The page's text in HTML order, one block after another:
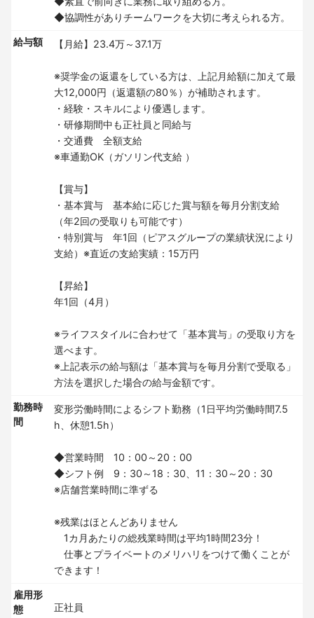
◆協調性がありチームワークを大切に考えられる方。
給与額 【月給】23.4万～37.1万
※奨学金の返還をしている方は、上記月給額に加えて最
大12,000円（返還額の80％）が補助されます。
・経験・スキルにより優遇します。
・研修期間中も正社員と同給与
・交通費 全額支給
※車通勤OK（ガソリン代支給 ）
【賞与】
・基本賞与 基本給に応じた賞与額を毎月分割支給
（年2回の受取りも可能です）
・特別賞与 年1回（ピアスグループの業績状況により
支給）※直近の支給実績：15万円
【昇給】
年1回（4月）
※ライフスタイルに合わせて「基本賞与」の受取り方を
選べます。
※上記表示の給与額は「基本賞与を毎月分割で受取る」
方法を選択した場合の給与金額です。
勤務時
間
変形労働時間によるシフト勤務（1日平均労働時間7.5
h、休憩1.5h）
◆営業時間 10：00～20：00
◆シフト例 9：30～18：30、11：30～20：30
※店舗営業時間に準ずる
※残業はほとんどありません
1カ月あたりの総残業時間は平均1時間23分！
仕事とプライベートのメリハリをつけて働くことが
できます！
雇用形
態
正社員